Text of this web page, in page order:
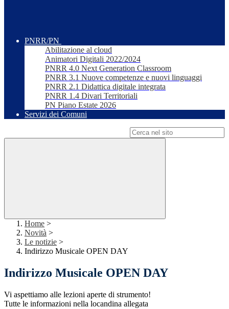
PNRR/PN
Abilitazione al cloud
Animatori Digitali 2022/2024
PNRR 4.0 Next Generation Classroom
PNRR 3.1 Nuove competenze e nuovi linguaggi
PNRR 2.1 Didattica digitale integrata
PNRR 1.4 Divari Territoriali
PN Piano Estate 2026
Servizi dei Comuni
Home >
Novità >
Le notizie >
Indirizzo Musicale OPEN DAY
Indirizzo Musicale OPEN DAY
Vi aspettiamo alle lezioni aperte di strumento!
Tutte le informazioni nella locandina allegata